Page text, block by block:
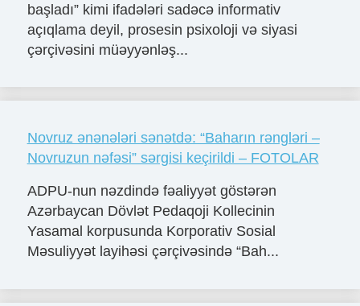
başladı” kimi ifadələri sadəcə informativ
açıqlama deyil, prosesin psixoloji və siyasi
çərçivəsini müəyyənləş...
Novruz ənənələri sənətdə: “Baharın rəngləri –
Novruzun nəfəsi” sərgisi keçirildi – FOTOLAR
ADPU-nun nəzdində fəaliyyət göstərən
Azərbaycan Dövlət Pedaqoji Kollecinin
Yasamal korpusunda Korporativ Sosial
Məsuliyyət layihəsi çərçivəsində “Bah...